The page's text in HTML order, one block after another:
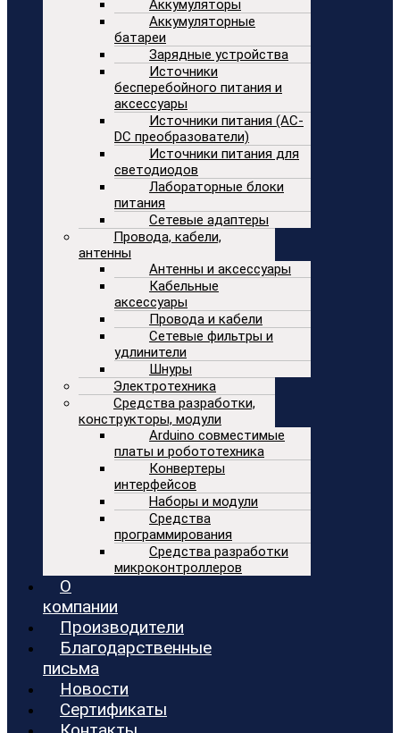
Аккумуляторы
Аккумуляторные
батареи
Зарядные устройства
Источники
бесперебойного питания и
аксессуары
Источники питания (AC-
DC преобразователи)
Источники питания для
светодиодов
Лабораторные блоки
питания
Сетевые адаптеры
Провода, кабели,
антенны
Антенны и аксессуары
Кабельные
аксессуары
Провода и кабели
Сетевые фильтры и
удлинители
Шнуры
Электротехника
Средства разработки,
конструкторы, модули
Arduino совместимые
платы и робототехника
Конвертеры
интерфейсов
Наборы и модули
Средства
программирования
Средства разработки
микроконтроллеров
О
компании
Производители
Благодарственные
письма
Новости
Сертификаты